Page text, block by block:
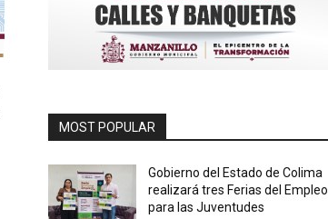
MOST POPULAR
Gobierno del Estado de Colima
realizará tres Ferias del Empleo
para las Juventudes